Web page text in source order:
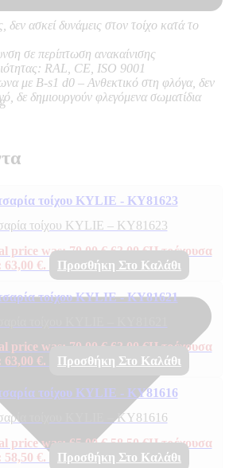
δεν ασκεί δυνάμεις στον τοίχο κατά το
σε περίπτωση ανακαίνισης
RAL, CE, ISO 9001
με B-s1 d0 – Ανθεκτικό στη φλόγα, δεν
δε δημιουργούν φλεγόμενα σωματίδια
τοίχου KYLIE – KY81623
price was: 70,00 €.63,00€Η τρέχουσα
63,00 €.
Προσθήκη Στο Καλάθι
price was: 70,00 €. 63,00 €Η τρέχουσα
63,00 €.
Προσθήκη Στο Καλάθι
τοίχου KYLIE – KY81616
price was: 65,00 €.58,50€Η τρέχουσα
58,50 €.
Προσθήκη Στο Καλάθι